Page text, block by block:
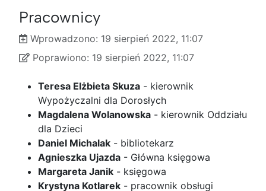
Pracownicy
Wprowadzono
Wprowadzono: 19 sierpień 2022, 11:07
Poprawiono
Poprawiono: 19 sierpień 2022, 11:07
Teresa Elżbieta Skuza - kierownik
Wypożyczalni dla Dorosłych
Magdalena Wolanowska - kierownik Oddziału
dla Dzieci
Daniel Michalak - bibliotekarz
Agnieszka Ujazda - Główna księgowa
Margareta Janik - księgowa
Krystyna Kotlarek - pracownik obsługi